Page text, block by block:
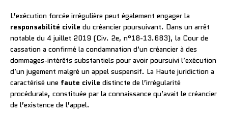
L’exécution forcée irrégulière peut également engager la
responsabilité civile du créancier poursuivant. Dans un arrêt
notable du 4 juillet 2019 (Civ. 2e, n°18-13.683), la Cour de
cassation a confirmé la condamnation d’un créancier à des
dommages-intérêts substantiels pour avoir poursuivi l’exécution
d’un jugement malgré un appel suspensif. La Haute juridiction a
caractérisé une faute civile distincte de l’irrégularité
procédurale, constituée par la connaissance qu’avait le créancier
de l’existence de l’appel.